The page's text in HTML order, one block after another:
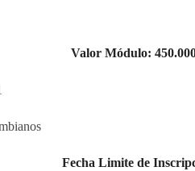
Valor Módulo:
Fecha Limite de